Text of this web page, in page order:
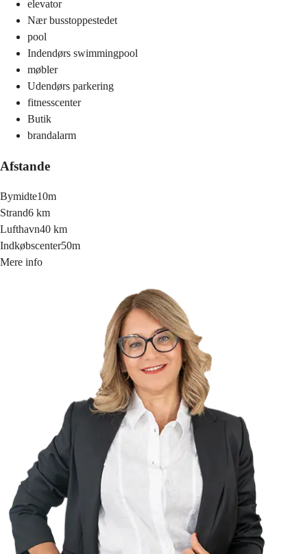
elevator
Nær busstoppestedet
pool
Indendørs swimmingpool
møbler
Udendørs parkering
fitnesscenter
Butik
brandalarm
Afstande
Bymidte10m
Strand6 km
Lufthavn40 km
Indkøbscenter50m
Mere info